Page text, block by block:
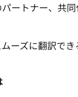
パートナー、共
ーズに翻訳で